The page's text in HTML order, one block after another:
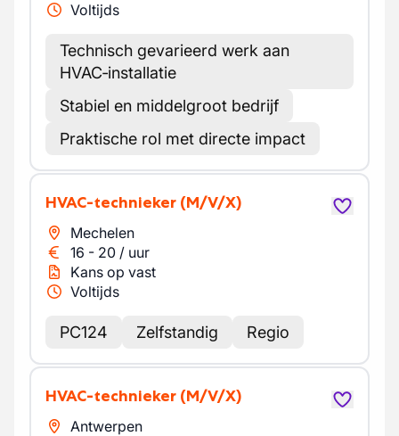
Voltijds
Technisch gevarieerd werk aan
HVAC‑installatie
Stabiel en middelgroot bedrijf
Praktische rol met directe impact
HVAC-technieker (M/V/X)
Mechelen
16 - 20 / uur
Kans op vast
Voltijds
PC124 Zelfstandig Regio
HVAC-technieker (M/V/X)
Antwerpen